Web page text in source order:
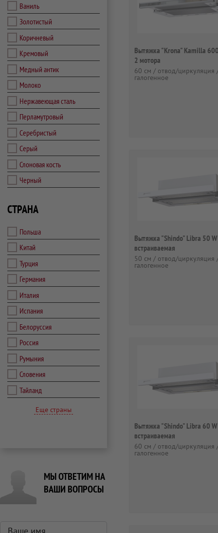
Ваниль
Золотистый
Коричневый
Кремовый
Медный антик
Молоко
Нержавеющая сталь
Перламутровый
Серебристый
Серый
Слоновая кость
Черный
СТРАНА
Польша
Китай
Турция
Германия
Италия
Испания
Белоруссия
Россия
Румыния
Словения
Тайланд
Еще страны
МЫ ОТВЕТИМ НА
ВАШИ ВОПРОСЫ
Вытяжка "Krona" Kamilla
2 мотора
60 см / отвод/циркуляция
галогенное
Вытяжка "Shindo" Libra 50 W
встраиваемая
50 см / отвод/циркуляция
галогенное
Вытяжка "Shindo" Libra 60 W
встраиваемая
60 см / отвод/циркуляция
галогенное